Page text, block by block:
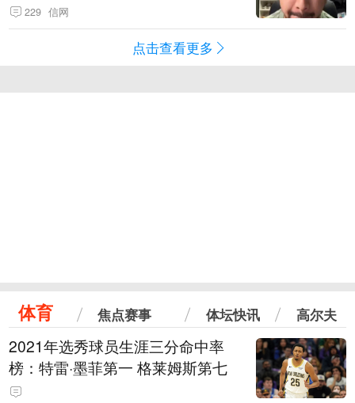
229 信网
点击查看更多
体育 焦点赛事 体坛快讯 高尔夫
2021年选秀球员生涯三分命中率
榜：特雷·墨菲第一 格莱姆斯第七